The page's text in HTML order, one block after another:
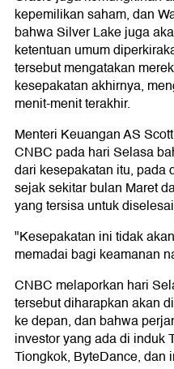
kepemilikan saham, dan
bahwa Silver Lake juga
ketentuan umum
tersebut mengatakan
kesepakatan akhirnya,
menit-menit terakhir.
Menteri Keuangan AS
CNBC pada hari Selasa
dari kesepakatan itu, pada
sejak sekitar bulan Maret
yang tersisa untuk
"Kesepakatan ini tidak
memadai bagi keamanan
CNBC melaporkan hari
tersebut diharapkan akan
ke depan, dan bahwa
investor yang ada di induk
Tiongkok, ByteDance, dan